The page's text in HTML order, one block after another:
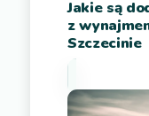
Jakie są
z
Szczecinie